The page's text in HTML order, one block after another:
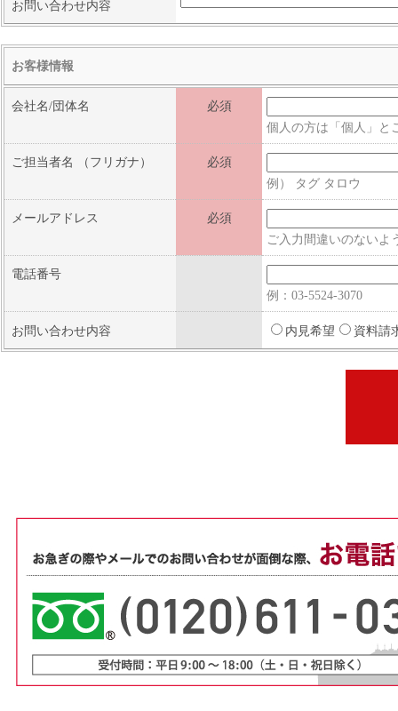
お問い合わせ内容
お客様情報
会社名/団体名
必須
個人の方は「個人」と
ご担当者名 （フリガナ）
必須
例） タグ タロウ
メールアドレス
必須
ご入力間違いのないよ
電話番号
例：03-5524-3070
お問い合わせ内容 内見希望 資料請